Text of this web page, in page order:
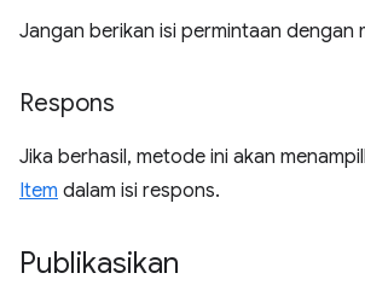
Jangan berikan isi permintaan dengan
Respons
Jika berhasil, metode ini akan
Item dalam isi respons.
Publikasikan